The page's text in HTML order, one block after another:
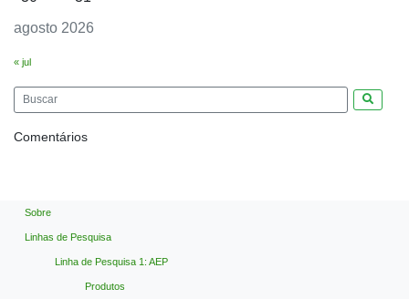
agosto 2026
« jul
Comentários
Sobre
Linhas de Pesquisa
Linha de Pesquisa 1: AEP
Produtos